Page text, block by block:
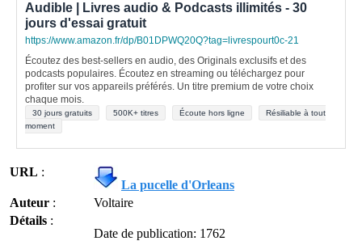
Audible | Livres audio & Podcasts illimités - 30
jours d'essai gratuit
https://www.amazon.fr/dp/B01DPWQ20Q?tag=livrespourt0c-21
Écoutez des best-sellers en audio, des Originals exclusifs et des
podcasts populaires. Écoutez en streaming ou téléchargez pour
profiter sur vos appareils préférés. Un titre premium de votre choix
chaque mois.
30 jours gratuits 500K+ titres Écoute hors ligne
Résiliable à tout
moment
URL :
La pucelle d'Orleans
Auteur :
Voltaire
Détails :
Date de publication: 1762